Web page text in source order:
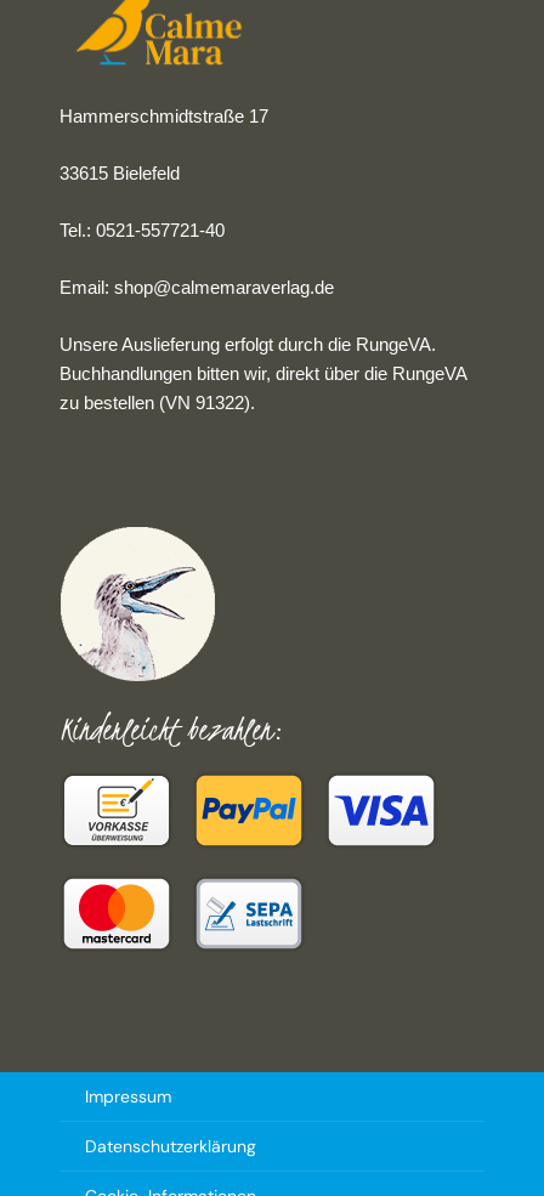
Hammerschmidtstraße 17
33615 Bielefeld
Tel.: 0521-557721-40
Email:shop@calmemaraverlag.de
Unsere Auslieferung erfolgt durch die RungeVA.
Buchhandlungen bitten wir, direkt über die RungeVA
zu bestellen (VN 91322).
Kinderleicht bezahlen:
Impressum
Datenschutzerklärung